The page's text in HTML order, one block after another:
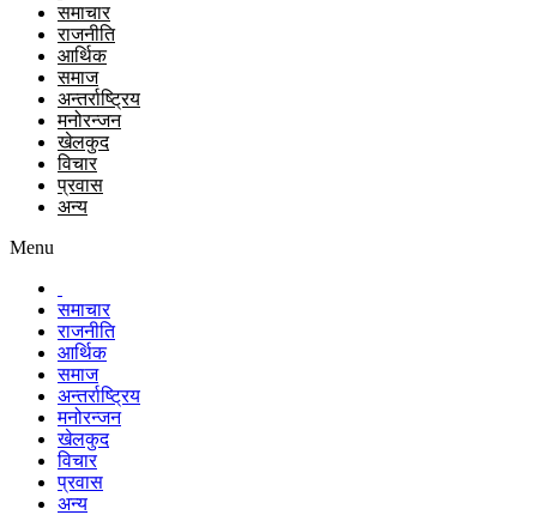
समाचार
राजनीति
आर्थिक
समाज
अन्तर्राष्ट्रिय
मनोरन्जन
खेलकुद
विचार
प्रवास
अन्य
Menu
समाचार
राजनीति
आर्थिक
समाज
अन्तर्राष्ट्रिय
मनोरन्जन
खेलकुद
विचार
प्रवास
अन्य